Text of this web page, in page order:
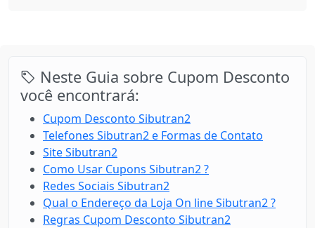
Neste Guia sobre Cupom Desconto
você encontrará:
Cupom Desconto Sibutran2
Telefones Sibutran2 e Formas de Contato
Site Sibutran2
Como Usar Cupons Sibutran2 ?
Redes Sociais Sibutran2
Qual o Endereço da Loja On line Sibutran2 ?
Regras Cupom Desconto Sibutran2